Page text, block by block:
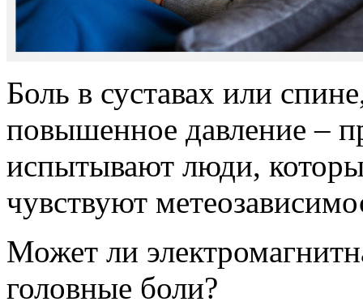
Боль в суставах или
повышенное давление –
испытывают люди,
чувствуют
Может ли
головные боли?